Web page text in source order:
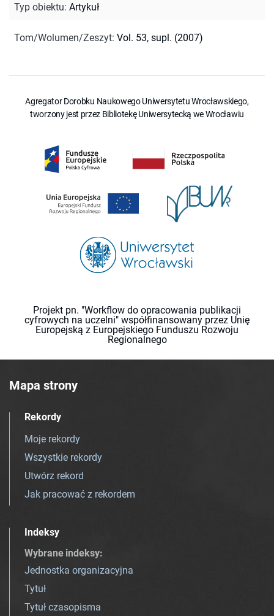
Typ obiektu: Artykuł
Tom/Wolumen/Zeszyt: Vol. 53, supl. (2007)
Agregator Dorobku Naukowego Uniwersytetu Wrocławskiego,
tworzony jest przez Bibliotekę Uniwersytecką we Wrocławiu
Projekt pn. "Workflow do opracowania publikacji
cyfrowych na uczelni" współfinansowany przez Unię
Europejską z Europejskiego Funduszu Rozwoju
Regionalnego
Mapa strony
Rekordy
Moje rekordy
Wszystkie rekordy
Utwórz rekord
Jak pracować z rekordem
Indeksy
Wybrane indeksy:
Jednostka organizacyjna
Tytuł
Tytuł czasopisma